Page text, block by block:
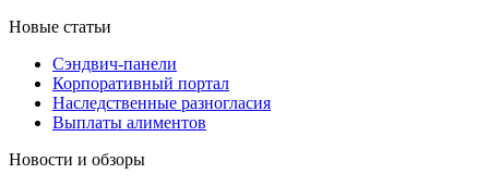
Новые статьи
Сэндвич-панели
Корпоративный портал
Наследственные разногласия
Выплаты алиментов
Новости и обзоры